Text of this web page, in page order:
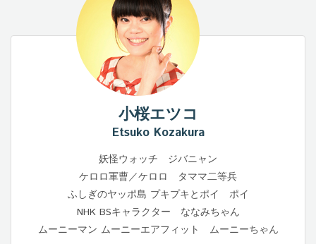
小桜エツコ
Etsuko Kozakura
妖怪ウォッチ ジバニャン
ケロロ軍曹／ケロロ タママ二等兵
ふしぎのヤッポ島 プキプキとポイ ポイ
NHK BSキャラクター ななみちゃん
ムーニーマン ムーニーエアフィット ムーニーちゃん